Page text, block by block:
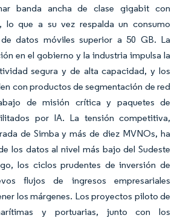
banda ancha de clase gigabit con
lo que a su vez respalda un consumo
datos móviles superior a 50 GB. La
en el gobierno y la industria impulsa la
segura y de alta capacidad, y los
con productos de segmentación de red
de misión crítica y paquetes de
por IA. La tensión competitiva,
de Simba y más de diez MVNOs, ha
los datos al nivel más bajo del Sudeste
los ciclos prudentes de inversión de
flujos de ingresos empresariales
los márgenes. Los proyectos piloto de
y portuarias, junto con los